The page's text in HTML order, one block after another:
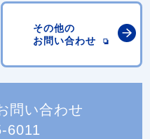
その他の
お問い合わせ
問い合わせ
6011